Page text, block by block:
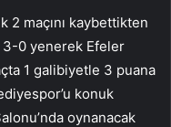
2 maçını kaybettikten
3-0 yenerek Efeler
1 galibiyetle 3 puana
konuk
oynanacak